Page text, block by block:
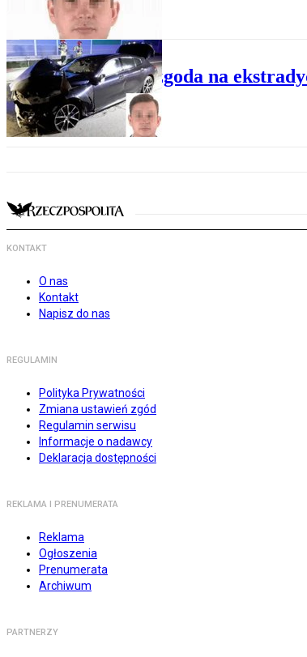
PRAWO KARNE
Będzie zgoda na
KONTAKT
O nas
Kontakt
Napisz do nas
REGULAMIN
Polityka Prywatności
Zmiana ustawień zgód
Regulamin serwisu
Informacje o nadawcy
Deklaracja dostępności
REKLAMA I PRENUMERATA
Reklama
Ogłoszenia
Prenumerata
Archiwum
PARTNERZY